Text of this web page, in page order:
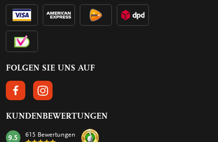
FOLGEN SIE UNS AUF
FOLGEN SIE UNS AUF FACEBOOK
FOLGEN SIE UNS AUF INSTAGRAM
KUNDENBEWERTUNGEN
9.5 615 Bewertungen